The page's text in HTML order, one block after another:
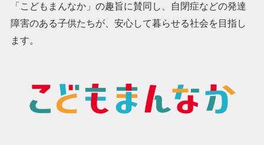
「こどもまんなか」の趣旨に賛同し、自閉症などの発達
障害のある子供たちが、安心して暮らせる社会を目指し
ます。